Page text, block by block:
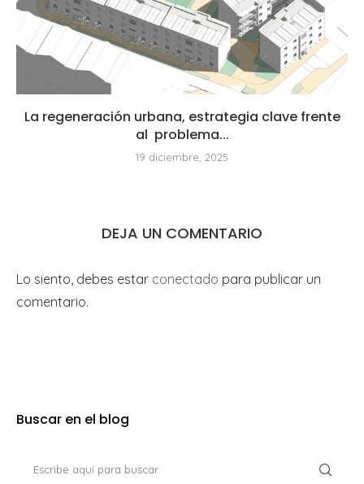
La regeneración urbana, estrategia clave frente
al problema...
19 diciembre, 2025
DEJA UN COMENTARIO
Lo siento, debes estar conectado para publicar un
comentario.
Buscar en el blog